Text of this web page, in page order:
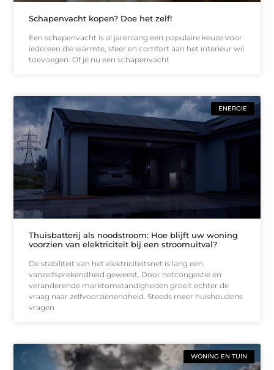
Schapenvacht kopen? Doe het zelf!
Een schapenvacht is al jarenlang een populaire keuze voor
iedereen die warmte, sfeer en comfort aan het interieur wil
toevoegen. Of je nu een schapenvacht
ENERGIE
Thuisbatterij als noodstroom: Hoe blijft uw woning
voorzien van elektriciteit bij een stroomuitval?
De stabiliteit van het elektriciteitsnet is lang een
vanzelfsprekendheid geweest. Door netcongestie en
veranderende marktomstandigheden groeit echter de
vraag naar zelfvoorzienendheid. Steeds meer huishoudens
vragen
WONING EN TUIN